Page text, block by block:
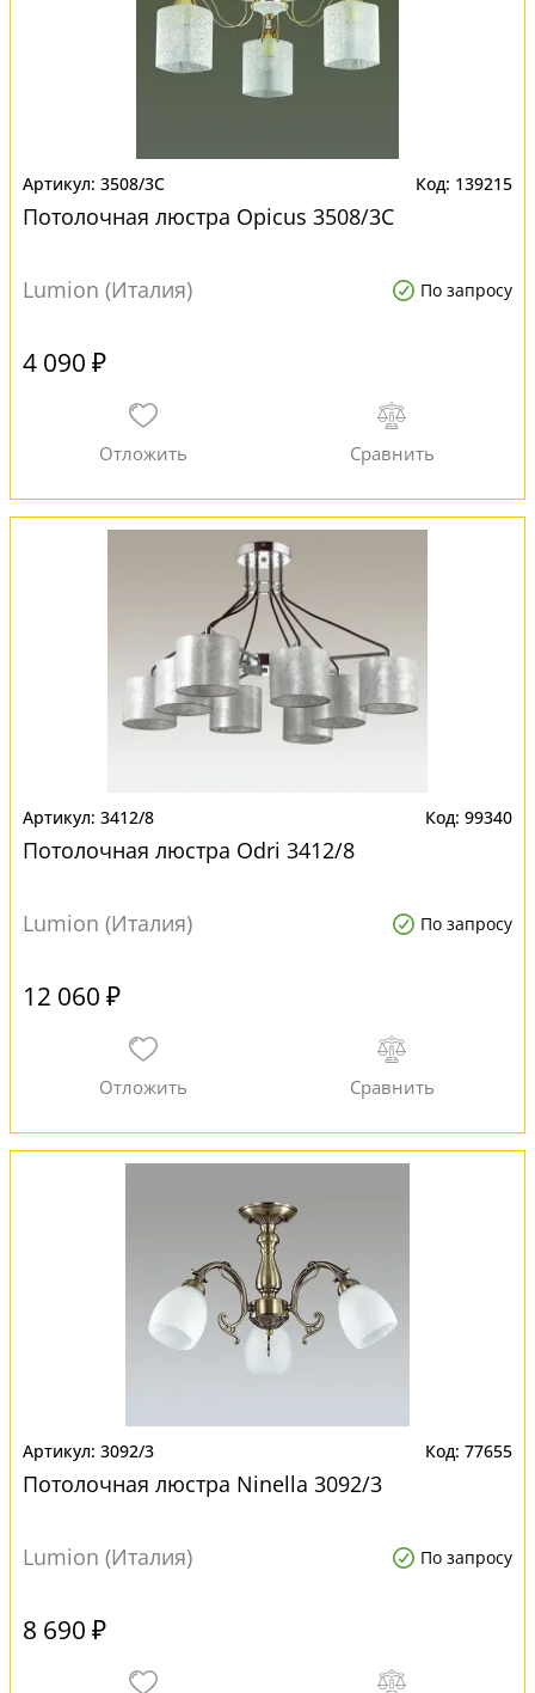
3508/3C 139215
Потолочная люстра Opicus 3508/3C
Lumion (Италия) По запросу
4 090 ₽
3412/8 99340
Потолочная люстра Odri 3412/8
Lumion (Италия) По запросу
12 060 ₽
3092/3 77655
Потолочная люстра Ninella 3092/3
Lumion (Италия) По запросу
8 690 ₽